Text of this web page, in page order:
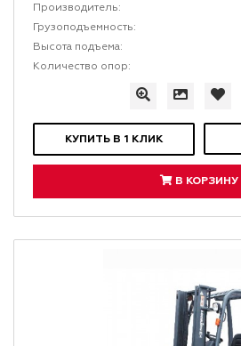
Производитель:
Грузоподъемность:
Высота подъема:
Количество опор:
КУПИТЬ В 1 КЛИК
В КОРЗИНУ